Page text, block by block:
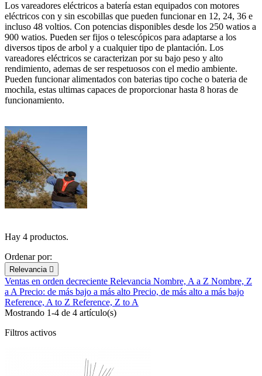
Los vareadores eléctricos a batería estan equipados con motores
eléctricos con y sin escobillas que pueden funcionar en 12, 24, 36 e
incluso 48 voltios. Con potencias disponibles desde los 250 watios a
900 watios. Pueden ser fijos o telescópicos para adaptarse a los
diversos tipos de arbol y a cualquier tipo de plantación. Los
vareadores eléctricos se caracterizan por su bajo peso y alto
rendimiento, ademas de ser respetuosos con el medio ambiente.
Pueden funcionar alimentados con baterias tipo coche o bateria de
mochila, estas ultimas capaces de proporcionar hasta 8 horas de
funcionamiento.
Hay 4 productos.
Ordenar por:
Relevancia 
Ventas en orden decreciente Relevancia Nombre, A a Z Nombre, Z
a APrecio: de más bajo a más alto Precio, de más alto a más bajo
Reference, A to Z Reference, Z to A
Mostrando 1-4 de 4 artículo(s)
Filtros activos